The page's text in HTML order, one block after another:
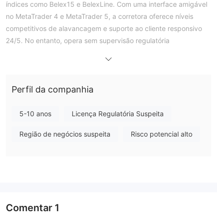
índices como Belex15 e BelexLine. Com uma interface amigável
no MetaTrader 4 e MetaTrader 5, a corretora oferece níveis
competitivos de alavancagem e suporte ao cliente responsivo
24/5. No entanto, opera sem supervisão regulatória
regulatório levanta preocupações sobre transparência e
cuidadosamente os ativos acessíveis e as plataformas
se envolverem com a Intercity Broker.
A ausência de escrutínio regulatório levanta preocupações
Perfil da companhia
5-10 anos Licença Regulatória Suspeita
Região de negócios suspeita Risco potencial alto
Comentar 1